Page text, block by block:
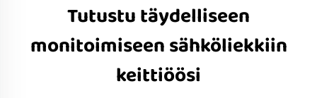
Tutustu täydelliseen
monitoimiseen sähköliekkiin
keittiöösi